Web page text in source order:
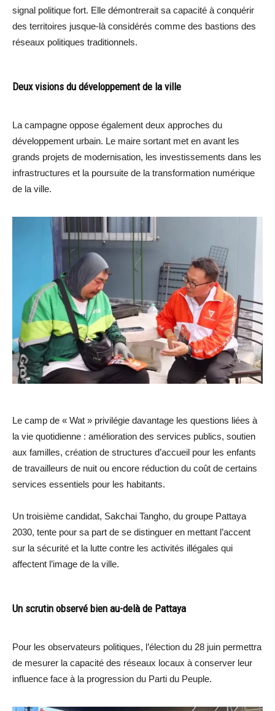
signal politique fort. Elle démontrerait sa capacité à conquérir
des territoires jusque-là considérés comme des bastions des
réseaux politiques traditionnels.
Deux visions du développement de la ville
La campagne oppose également deux approches du
développement urbain. Le maire sortant met en avant les
grands projets de modernisation, les investissements dans les
infrastructures et la poursuite de la transformation numérique
de la ville.
Le camp de « Wat » privilégie davantage les questions liées à
la vie quotidienne : amélioration des services publics, soutien
aux familles, création de structures d’accueil pour les enfants
de travailleurs de nuit ou encore réduction du coût de certains
services essentiels pour les habitants.
Un troisième candidat, Sakchai Tangho, du groupe Pattaya
2030, tente pour sa part de se distinguer en mettant l’accent
sur la sécurité et la lutte contre les activités illégales qui
affectent l’image de la ville.
Un scrutin observé bien au-delà de Pattaya
Pour les observateurs politiques, l’élection du 28 juin permettra
de mesurer la capacité des réseaux locaux à conserver leur
influence face à la progression du Parti du Peuple.